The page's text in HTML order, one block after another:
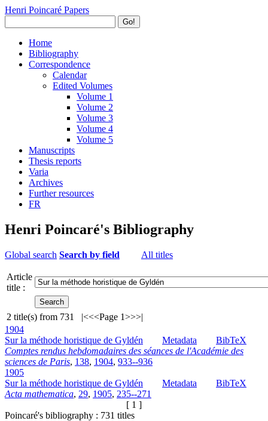
Henri Poincaré Papers
Go!
Home
Bibliography
Correspondence
Calendar
Edited Volumes
Volume 1
Volume 2
Volume 3
Volume 4
Volume 5
Manuscripts
Thesis reports
Varia
Archives
Further resources
FR
Henri Poincaré's Bibliography
Global search Search by field All titles
Article
title :
2 title(s) from 731 |<<<Page 1>>>|
1904
Sur la méthode horistique de Gyldén
Metadata
BibTeX
Comptes rendus hebdomadaires des séances de l'Académie des
sciences de Paris, 138, 1904, 933--936
1905
Sur la méthode horistique de Gyldén
Metadata
BibTeX
Acta mathematica, 29, 1905, 235--271
[ 1 ]
Poincaré's bibliography : 731 titles